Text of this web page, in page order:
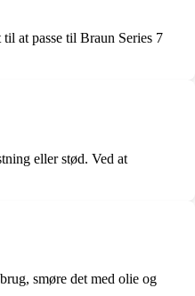
at passe til Braun Series 7
eller stød. Ved at
smøre det med olie og